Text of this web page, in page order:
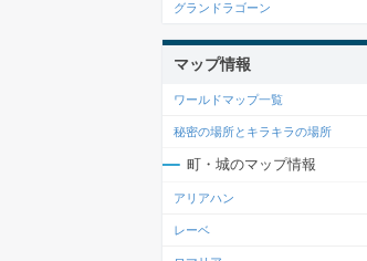
グランドラゴーン
マップ情報
ワールドマップ一覧
秘密の場所とキラキラの場所
町・城のマップ情報
アリアハン
レーベ